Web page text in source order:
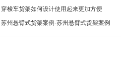
穿梭车货架如何设计使用起来更加方便
苏州悬臂式货架案例-苏州悬臂式货架案例